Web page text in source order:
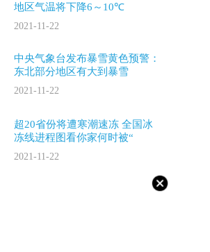
地区气温将下降6～10℃
2021-11-22
中央气象台发布暴雪黄色预警：
东北部分地区有大到暴雪
2021-11-22
超20省份将遭寒潮速冻 全国冰
冻线进程图看你家何时被“
2021-11-22